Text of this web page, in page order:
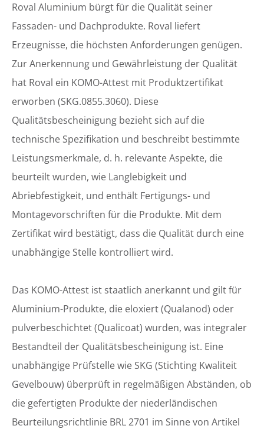
Roval Aluminium bürgt für die Qualität seiner
Fassaden- und Dachprodukte. Roval liefert
Erzeugnisse, die höchsten Anforderungen genügen.
Zur Anerkennung und Gewährleistung der Qualität
hat Roval ein KOMO-Attest mit Produktzertifikat
erworben (SKG.0855.3060). Diese
Qualitätsbescheinigung bezieht sich auf die
technische Spezifikation und beschreibt bestimmte
Leistungsmerkmale, d. h. relevante Aspekte, die
beurteilt wurden, wie Langlebigkeit und
Abriebfestigkeit, und enthält Fertigungs- und
Montagevorschriften für die Produkte. Mit dem
Zertifikat wird bestätigt, dass die Qualität durch eine
unabhängige Stelle kontrolliert wird.
Das KOMO-Attest ist staatlich anerkannt und gilt für
Aluminium-Produkte, die eloxiert (Qualanod) oder
pulverbeschichtet (Qualicoat) wurden, was integraler
Bestandteil der Qualitätsbescheinigung ist. Eine
unabhängige Prüfstelle wie SKG (Stichting Kwaliteit
Gevelbouw) überprüft in regelmäßigen Abständen, ob
die gefertigten Produkte der niederländischen
Beurteilungsrichtlinie BRL 2701 im Sinne von Artikel